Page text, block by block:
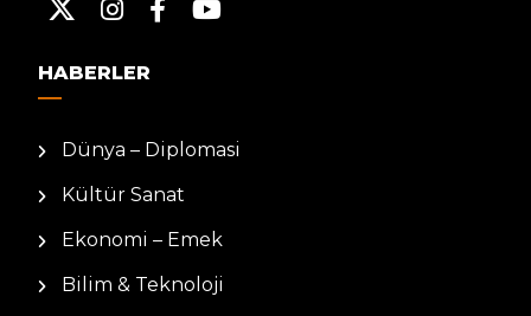
HABERLER
Dünya – Diplomasi
Kültür Sanat
Ekonomi – Emek
Bilim & Teknoloji